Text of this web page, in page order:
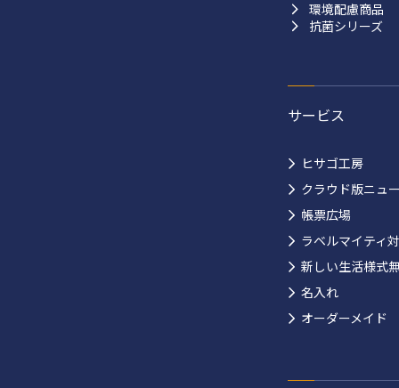
環境配慮商品
抗菌シリーズ
サービス
ヒサゴ工房
クラウド版ニュ
帳票広場
ラベルマイティ
新しい生活様式
名入れ
オーダーメイド